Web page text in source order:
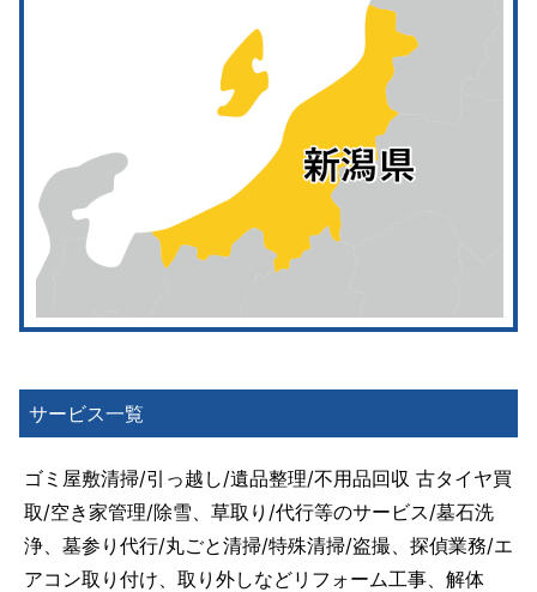
サービス一覧
ゴミ屋敷清掃/引っ越し/遺品整理/不用品回収 古タイヤ買
取/空き家管理/除雪、草取り/代行等のサービス/墓石洗
浄、墓参り代行/丸ごと清掃/特殊清掃/盗撮、探偵業務/エ
アコン取り付け、取り外しなどリフォーム工事、解体